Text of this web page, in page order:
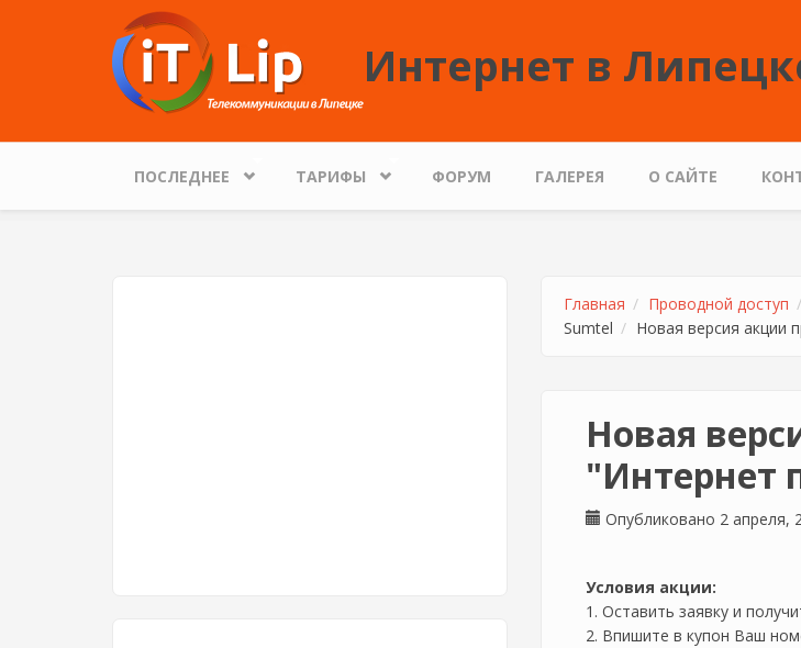
Перейти к основному содержанию
Интернет в
ПОСЛЕДНЕЕ ТАРИФЫ ФОРУМ ГАЛЕРЕЯ О САЙТЕ
Главная Проводной доступ
Sumtel
Новая версия акции
Новая
"Интернет
Опубликовано 2 апреля,
Условия акции:
1. Оставить заявку и
2. Впишите в купон Ваш